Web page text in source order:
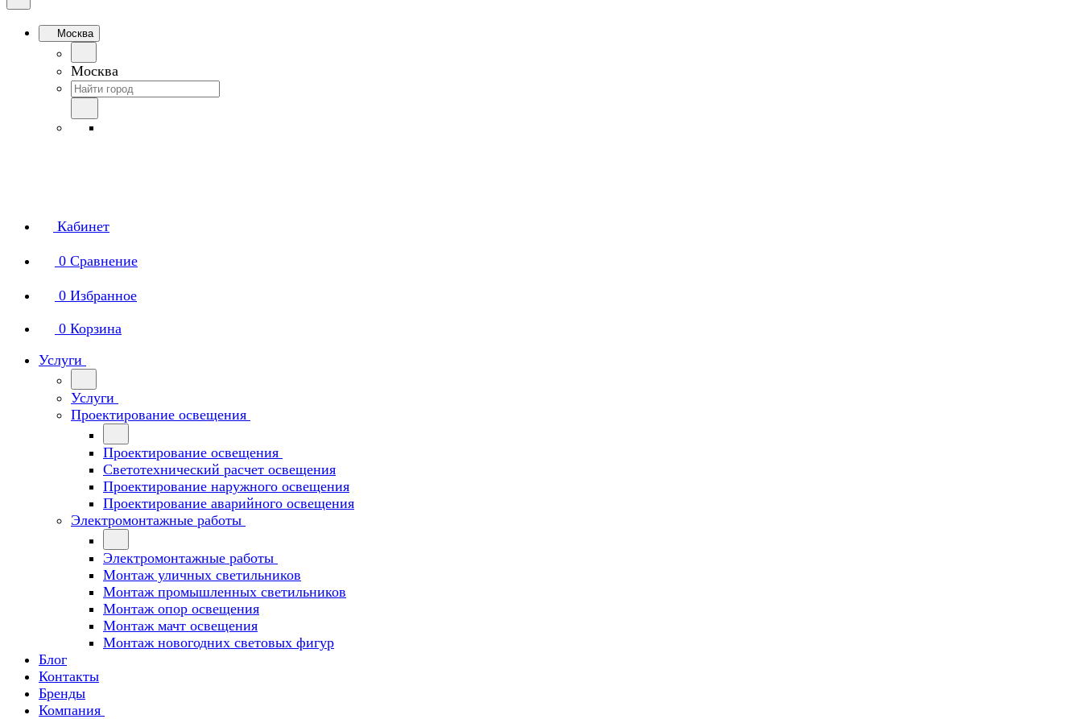
Москва
Москва
Кабинет
0 Сравнение
0 Избранное
0 Корзина
Услуги
Услуги
Проектирование освещения
Проектирование освещения
Светотехнический расчет освещения
Проектирование наружного освещения
Проектирование аварийного освещения
Электромонтажные работы
Электромонтажные работы
Монтаж уличных светильников
Монтаж промышленных светильников
Монтаж опор освещения
Монтаж мачт освещения
Монтаж новогодних световых фигур
Блог
Контакты
Бренды
Компания